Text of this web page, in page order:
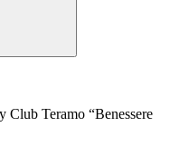
Club Teramo “Benessere